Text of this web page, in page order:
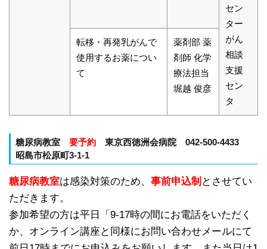
セン
ター
がん
相談
支援
セン
タ
転移・再発乳がんで
使用するお薬につい
て
薬剤部 薬
剤師 化学
療法担当
堀越 俊彦
糖尿病教室 要予約東京西徳洲会病院 042-500-4433
昭島市松原町3-1-1
糖尿病教室は感染対策のため、 事前申込制 とさせてい
ただきます。
参加希望の方は平日「9-17時の間にお電話をいただく
か、オンライン講座と同様にお問い合わせメールにて